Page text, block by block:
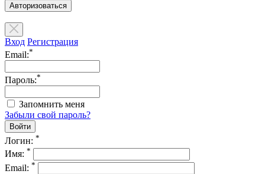
Авторизоваться
Вход Регистрация
Email:*
Пароль:*
Запомнить меня
Забыли свой пароль?
Логин: *
Имя: *
Email: *